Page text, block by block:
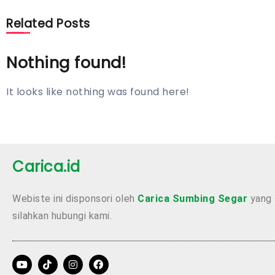
Related Posts
Nothing found!
It looks like nothing was found here!
Carica.id
Webiste ini disponsori oleh Carica Sumbing Segar yang
silahkan hubungi kami.